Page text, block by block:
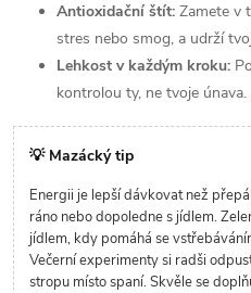
Antioxidační štít: Zamete v
stres nebo smog, a udrží
Lehkost v každým kroku:
kontrolou ty, ne tvoje únava.
💡 Mazácký tip
Energii je lepší dávkovat než
ráno nebo dopoledne s jídlem.
jídlem, kdy pomáhá se
Večerní experimenty si radši
stropu místo spaní. Skvěle se